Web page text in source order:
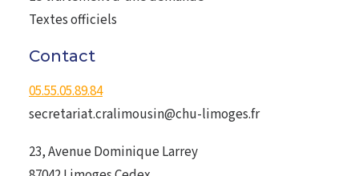
Textes officiels
Contact
05.55.05.89.84
secretariat.cralimousin@chu-limoges.fr
23, Avenue Dominique Larrey